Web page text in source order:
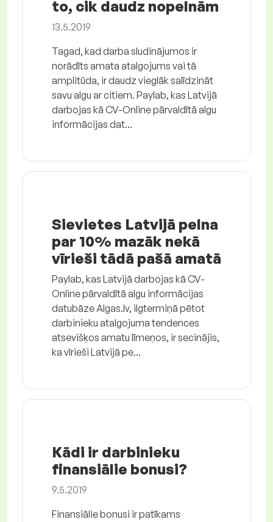
to, cik daudz nopelnām
13.5.2019
Tagad, kad darba sludinājumos ir
norādīts amata atalgojums vai tā
amplitūda, ir daudz vieglāk salīdzināt
savu algu ar citiem. Paylab, kas Latvijā
darbojas kā CV-Online pārvaldītā algu
informācijas dat...
Sievietes Latvijā pelna
par 10% mazāk nekā
vīrieši tādā pašā amatā
Paylab, kas Latvijā darbojas kā CV-
Online pārvaldītā algu informācijas
datubāze Algas.lv, ilgtermiņā pētot
darbinieku atalgojuma tendences
atsevišķos amatu līmeņos, ir secinājis,
ka vīrieši Latvijā pe...
Kādi ir darbinieku
finansiālie bonusi?
9.5.2019
Finansiālie bonusi ir patīkams